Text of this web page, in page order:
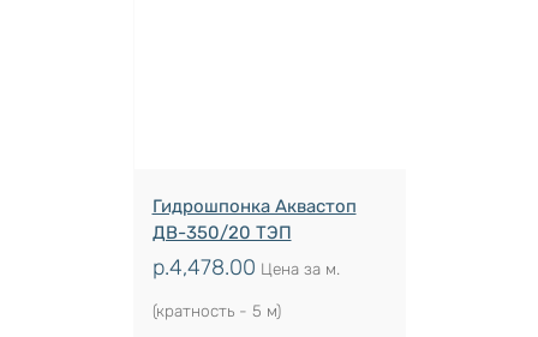
Гидрошпонка Аквастоп
ДВ-350/20 ТЭП
р.4,478.00 Цена за м.
(кратность - 5 м)